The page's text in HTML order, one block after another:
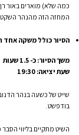
כמה שלא) מוארים באור
המחזה הזה מהנהר השקט
הסיור כולל משקה אחד
משך הסיור: כ- 1.5 שעות
שעת יציאה: 19:30
שייט של כשעה בנהר
בודפשט.
השיט מתקיים בליווי